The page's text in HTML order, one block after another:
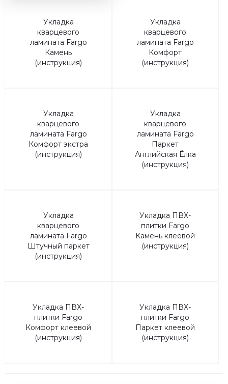
Укладка
кварцевого
ламината Fargo
Камень
(инструкция)
Укладка
кварцевого
ламината Fargo
Комфорт
(инструкция)
Укладка
кварцевого
ламината Fargo
Комфорт экстра
(инструкция)
Укладка
кварцевого
ламината Fargo
Паркет
Английская Ёлка
(инструкция)
Укладка
кварцевого
ламината Fargo
Штучный паркет
(инструкция)
Укладка ПВХ-
плитки Fargo
Камень клеевой
(инструкция)
Укладка ПВХ-
плитки Fargo
Комфорт клеевой
(инструкция)
Укладка ПВХ-
плитки Fargo
Паркет клеевой
(инструкция)